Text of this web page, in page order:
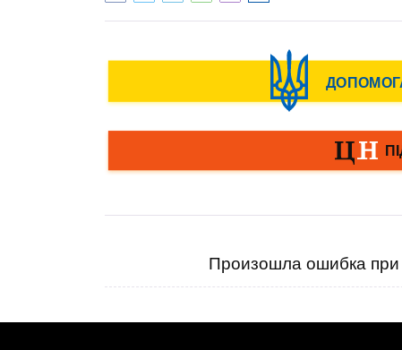
Произошла ошибка при